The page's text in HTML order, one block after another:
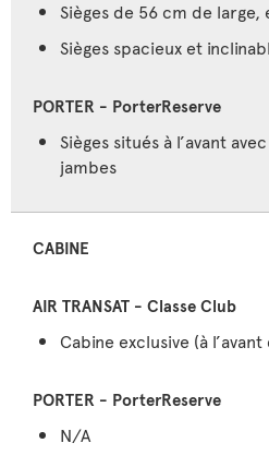
Sièges de 56 cm de large,
Sièges spacieux et
Sièges situés à l’avant
jambes
CABINE
Cabine exclusive (à
N/A